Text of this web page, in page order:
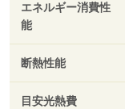
ザグザグ 水江店
信用金庫西阿知支
エネルギー消費性
能
断熱性能
目安光熱費